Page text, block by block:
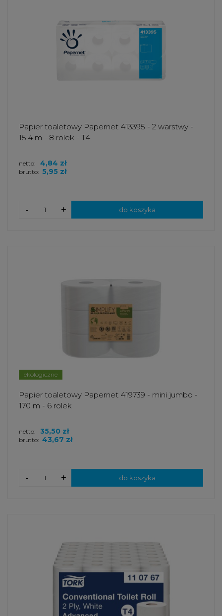
Papier toaletowy Papernet 413395 - 2 warstwy -
15,4 m - 8 rolek - T4
brutto: 5,95 zł
netto: 4,84 zł
+
- do koszyka
ekologiczne
Papier toaletowy Papernet 419739 - mini jumbo -
170 m - 6 rolek
brutto: 43,67 zł
netto: 35,50 zł
+
- do koszyka